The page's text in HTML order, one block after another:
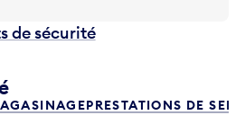
de sécurité